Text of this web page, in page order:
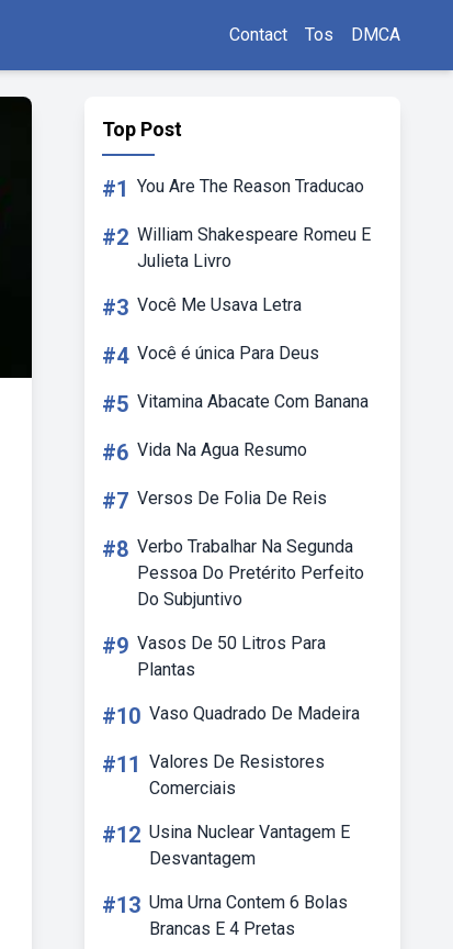
Contact Tos DMCA
Top Post
#1 You Are The Reason Traducao
#2 William Shakespeare Romeu E
Julieta Livro
#3 Você Me Usava Letra
#4 Você é única Para Deus
#5 Vitamina Abacate Com Banana
#6 Vida Na Agua Resumo
#7 Versos De Folia De Reis
#8 Verbo Trabalhar Na Segunda
Pessoa Do Pretérito Perfeito
Do Subjuntivo
#9 Vasos De 50 Litros Para
Plantas
#10 Vaso Quadrado De Madeira
#11 Valores De Resistores
Comerciais
#12 Usina Nuclear Vantagem E
Desvantagem
#13 Uma Urna Contem 6 Bolas
Brancas E 4 Pretas